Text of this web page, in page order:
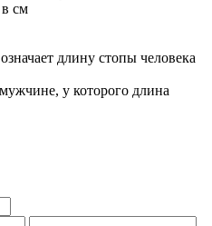
в см
длину стопы человека
у которого длина